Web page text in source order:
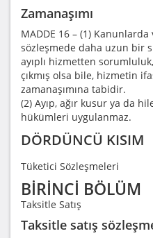
Zamanaşımı
MADDE 16 – (1)
sözleşmede daha uzun bir
ayıplı hizmetten
çıkmış olsa bile, hizmetin
zamanaşımına tabidir.
(2) Ayıp, ağır kusur ya da
hükümleri uygulanmaz.
DÖRDÜNCÜ KISIM
Tüketici Sözleşmeleri
BİRİNCİ BÖLÜM
Taksitle Satış
Taksitle satış